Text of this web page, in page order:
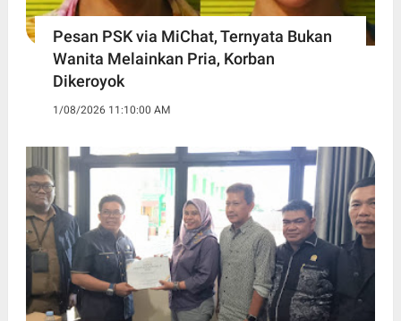
Pesan PSK via MiChat, Ternyata Bukan
Wanita Melainkan Pria, Korban
Dikeroyok
1/08/2026 11:10:00 AM